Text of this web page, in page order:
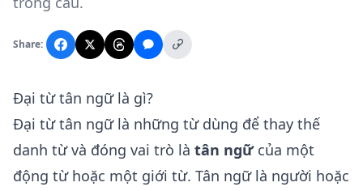
Share:
Đại từ tân ngữ là gì?
Đại từ tân ngữ là những từ dùng để thay thế
danh từ và đóng vai trò là tân ngữcủa một
động từ hoặc một giới từ. Tân ngữ là người hoặc